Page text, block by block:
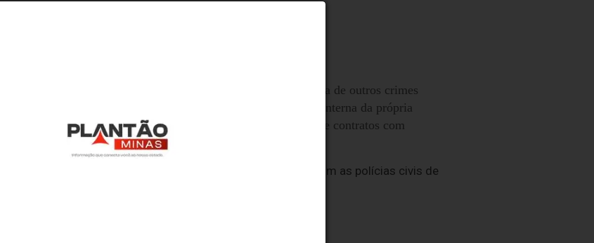
nesta terça-feira (30/8) também irão apurar a ocorrência de outros crimes
A investigação foi instaurada após término de apuração interna da própria
dirigentes e empregados da companhia foram afastados e contratos com
agora, alvos da investigação conduzida pelo MPMG.
o Ministério Público do Estado de São Paulo (MPSP), com as polícias civis de
de Estado da Fazenda de Minas Gerais.